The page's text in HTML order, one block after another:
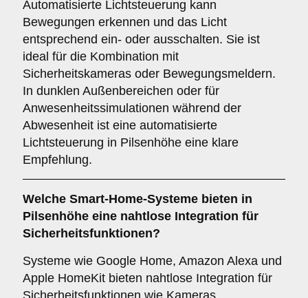
Automatisierte Lichtsteuerung kann
Bewegungen erkennen und das Licht
entsprechend ein- oder ausschalten. Sie ist
ideal für die Kombination mit
Sicherheitskameras oder Bewegungsmeldern.
In dunklen Außenbereichen oder für
Anwesenheitssimulationen während der
Abwesenheit ist eine automatisierte
Lichtsteuerung in Pilsenhöhe eine klare
Empfehlung.
Welche Smart-Home-Systeme bieten in
Pilsenhöhe eine nahtlose Integration für
Sicherheitsfunktionen?
Systeme wie Google Home, Amazon Alexa und
Apple HomeKit bieten nahtlose Integration für
Sicherheitsfunktionen wie Kameras,